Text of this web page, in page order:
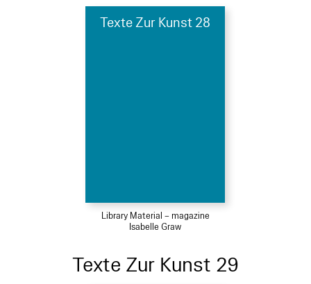
Texte Zur Kunst 28
Library Material – magazine
Isabelle Graw
Texte Zur Kunst 29